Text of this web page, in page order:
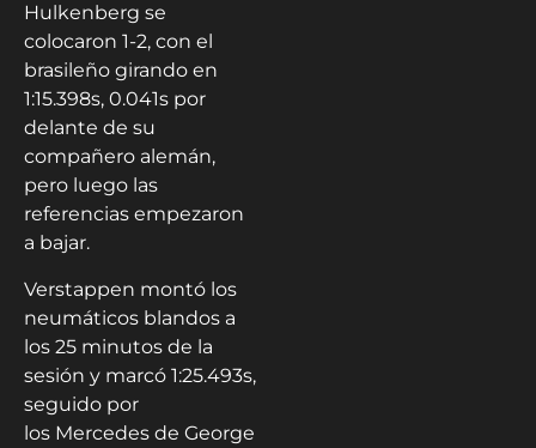
Hulkenberg se
colocaron 1-2, con el
brasileño girando en
1:15.398s, 0.041s por
delante de su
compañero alemán,
pero luego las
referencias empezaron
a bajar.
Verstappen montó los
neumáticos blandos a
los 25 minutos de la
sesión y marcó 1:25.493s,
seguido por
los Mercedes de George